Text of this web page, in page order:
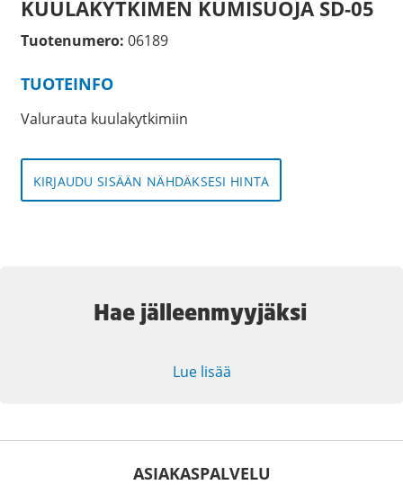
KUULAKYTKIMEN KUMISUOJA SD-05
Tuotenumero: 06189
TUOTEINFO
Valurauta kuulakytkimiin
KIRJAUDU SISÄÄN NÄHDÄKSESI HINTA
Hae jälleenmyyjäksi
Lue lisää
ASIAKASPALVELU